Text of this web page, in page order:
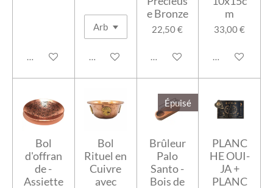
Ajouter au panierAjouter au panier
e Bronze
22,50 €
Ajouter au panier
m
33,00 €
Ajouter au
Bol
d'offran
de -
Assiette
Bol
Rituel en
Cuivre
avec
Épuisé
Brûleur
Palo
Santo -
Bois de
PLANC
HE OUI-
JA +
PLANC